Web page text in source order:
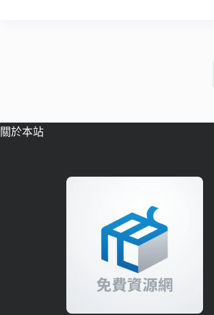
關於本站